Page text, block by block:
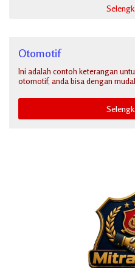
Otomotif
Ini adalah contoh keterangan
otomotif, anda bisa dengan